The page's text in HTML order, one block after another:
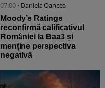
07:00 • Daniela Oancea
Moody’s Ratings
reconfirmă calificativul
României la Baa3 și
menține perspectiva
negativă